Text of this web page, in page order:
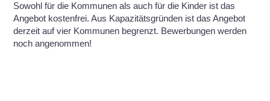
Sowohl für die Kommunen als auch für die Kinder ist das
Angebot kostenfrei. Aus Kapazitätsgründen ist das Angebot
derzeit auf vier Kommunen begrenzt. Bewerbungen werden
noch angenommen!